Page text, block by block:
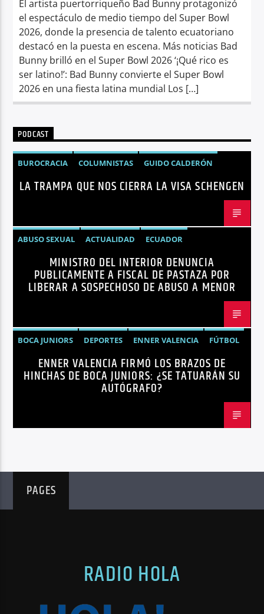
El artista puertorriqueño Bad Bunny protagonizó
el espectáculo de medio tiempo del Super Bowl
2026, donde la presencia de talento ecuatoriano
destacó en la puesta en escena. Más noticias Bad
Bunny brilló en el Super Bowl 2026 ‘¡Qué rico es
ser latino!’: Bad Bunny convierte el Super Bowl
2026 en una fiesta latina mundial Los […]
PODCAST
BUROCRACIA COLUMNISTAS
GUIDO CALDERÓN
LIBRE COMERCIO
NOTICIAS
NOTICIAS ECUADOR
LA TRAMPA QUE NOS CIERRA LA VISA SCHENGEN
ABUSO SEXUAL ACTUALIDAD
ECUADOR
JOHN REIMBERG
MINISTRO DEL INTERIOR
NOTICIAS
SEGURIDAD
MINISTRO DEL INTERIOR DENUNCIA
PUBLICAMENTE A FISCAL DE PASTAZA POR
LIBERAR A SOSPECHOSO DE ABUSO A MENOR
BOCA JUNIORS DEPORTES ENNER VALENCIA
FÚTBOL
NOTICIASENNER VALENCIA FIRMÓ LOS BRAZOS DE
HINCHAS DE BOCA JUNIORS: ¿SE TATUARÁN SU
AUTÓGRAFO?
PAGES
RADIO HOLA